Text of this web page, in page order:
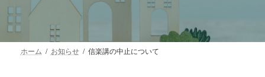
ホーム お知らせ 信楽講の中止について